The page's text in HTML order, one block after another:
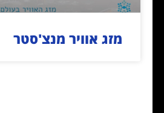
מזג אוויר מנצ'סטר